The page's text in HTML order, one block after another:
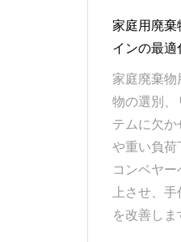
家庭用廃棄
インの最適
家庭廃棄物
物の選別、
テムに欠か
や重い負荷
コンベヤ
上させ、
を改善しま